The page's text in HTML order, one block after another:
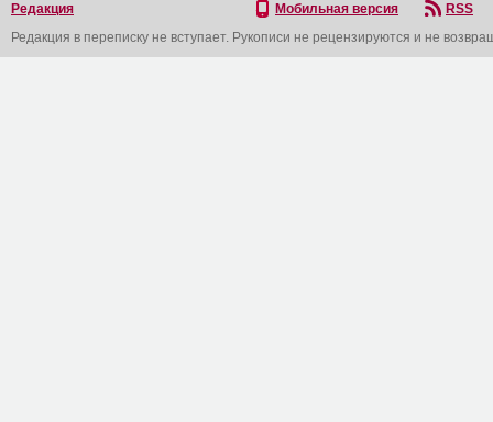
Редакция Мобильная версия
RSS
Редакция в переписку не вступает. Рукописи не рецензируются и не